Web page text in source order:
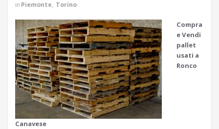
in Piemonte, Torino
Compra
e Vendi
pallet
usati a
Ronco
Canavese